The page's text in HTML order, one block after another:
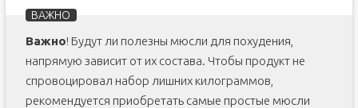
Важно! Будут ли полезны мюсли для похудения,
напрямую зависит от их состава. Чтобы продукт не
спровоцировал набор лишних килограммов,
рекомендуется приобретать самые простые мюсли